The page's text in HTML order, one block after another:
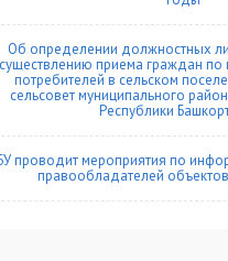
Об определении должностных
приема граждан
потребителей в сельском
сельсовет муниципального
Республики
проводит мероприятия по
правообладателей